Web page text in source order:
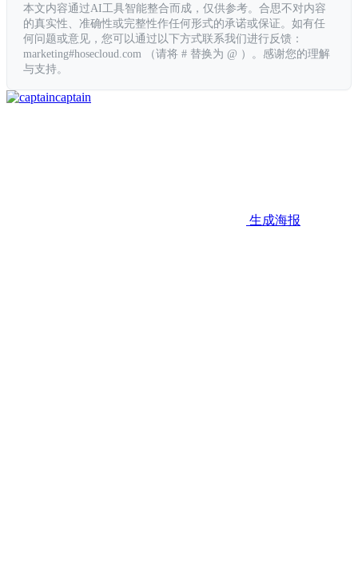
本文内容通过AI工具智能整合而成，仅供参考。合思不对内容
的真实性、准确性或完整性作任何形式的承诺或保证。如有任
何问题或意见，您可以通过以下方式联系我们进行反馈：
marketing#hosecloud.com （请将 # 替换为 @ ）。感谢您的理解
与支持。
captain
生成海报